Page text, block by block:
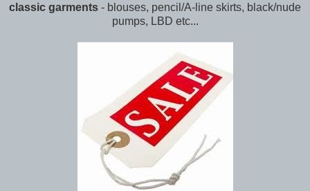
classic garments - blouses, pencil/A-line skirts, black/nude
pumps, LBD etc...